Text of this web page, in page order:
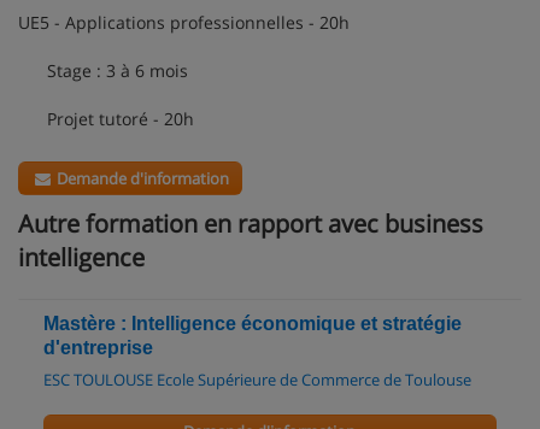
UE5 - Applications professionnelles - 20h
Stage : 3 à 6 mois
Projet tutoré - 20h
Demande d'information
Autre formation en rapport avec business
intelligence
Mastère : Intelligence économique et stratégie
d'entreprise
ESC TOULOUSE Ecole Supérieure de Commerce de Toulouse